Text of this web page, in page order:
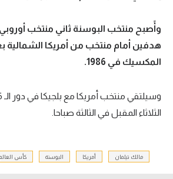
وأًصبح منتخب البوسنة ثاني منتخب
هدفين أمام منتخب من أمريكا الشمالية
المكسيك في 1986.
الثلاثاء المقبل في الثالثة صباحا.
مالك تيلمان أمريكا البوسنة كأس العالم